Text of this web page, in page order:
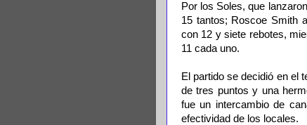
Por los Soles, que
15 tantos; Roscoe Smith
con 12 y siete rebotes,
11 cada uno.
El partido se decidió en el
de tres puntos y una
fue un intercambio de
efectividad de los locales.